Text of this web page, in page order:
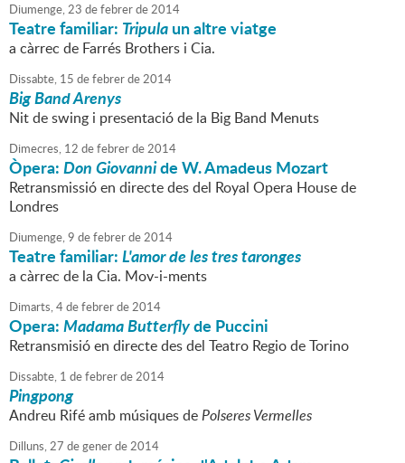
Diumenge,23 defebrerde2014
Teatre familiar: Tripulaun altre viatge
a càrrec de Farrés Brothers i Cia.
Dissabte, 15 defebrerde2014
Big Band Arenys
Nit de swing i presentació de la Big Band Menuts
Dimecres, 12 defebrerde2014
Òpera:Don Giovannide W. Amadeus Mozart
Retransmissió en directe des del Royal Opera House de
Londres
Diumenge,9 defebrerde2014
Teatre familiar:L'amor de les tres taronges
a càrrec de la Cia. Mov-i-ments
Dimarts,4defebrerde2014
Opera:Madama Butterflyde Puccini
Retransmisió en directe des del Teatro Regio de Torino
Dissabte, 1 defebrerde2014
Pingpong
Andreu Rifé amb músiques dePolseres Vermelles
Dilluns,27 degenerde2014